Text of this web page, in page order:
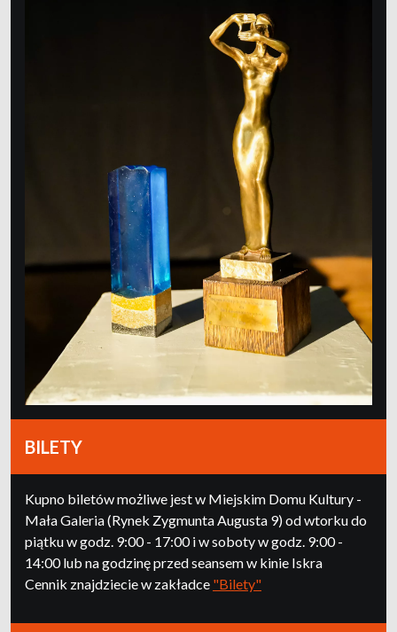
BILETY
Kupno biletów możliwe jest w Miejskim Domu Kultury -
Mała Galeria (Rynek Zygmunta Augusta 9) od wtorku do
piątku w godz. 9:00 - 17:00 i w soboty w godz. 9:00 -
14:00 lub na godzinę przed seansem w kinie Iskra
Cennik znajdziecie w zakładce "Bilety"